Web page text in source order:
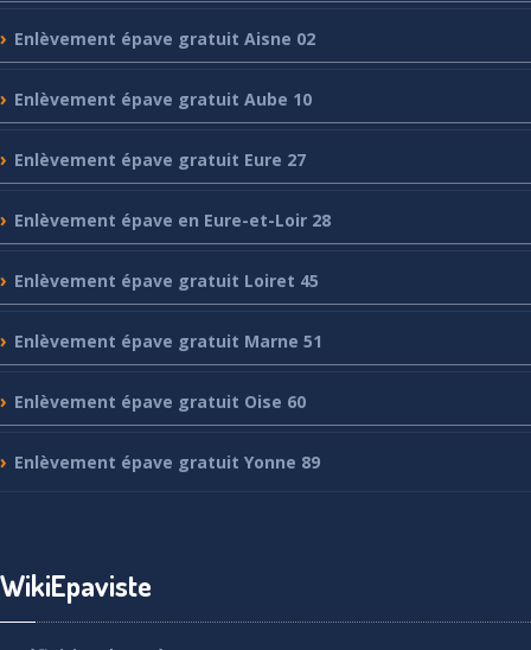
Enlèvement épave gratuit Aisne 02
Enlèvement épave gratuit Aube 10
Enlèvement épave gratuit Eure 27
Enlèvement épave en Eure-et-Loir 28
Enlèvement épave gratuit Loiret 45
Enlèvement épave gratuit Marne 51
Enlèvement épave gratuit Oise 60
Enlèvement épave gratuit Yonne 89
WikiEpaviste